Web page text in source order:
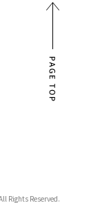
Rights Reserved.